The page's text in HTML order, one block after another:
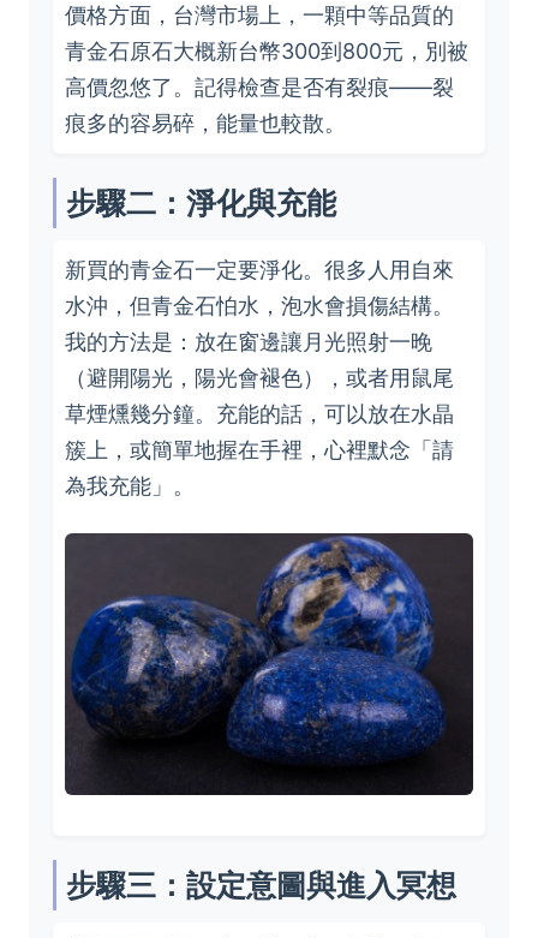
價格方面，台灣市場上，一顆中等品質的
青金石原石大概新台幣300到800元，別被
高價忽悠了。記得檢查是否有裂痕——裂
痕多的容易碎，能量也較散。
步驟二：淨化與充能
新買的青金石一定要淨化。很多人用自來
水沖，但青金石怕水，泡水會損傷結構。
我的方法是：放在窗邊讓月光照射一晚
（避開陽光，陽光會褪色），或者用鼠尾
草煙燻幾分鐘。充能的話，可以放在水晶
簇上，或簡單地握在手裡，心裡默念「請
為我充能」。
步驟三：設定意圖與進入冥想